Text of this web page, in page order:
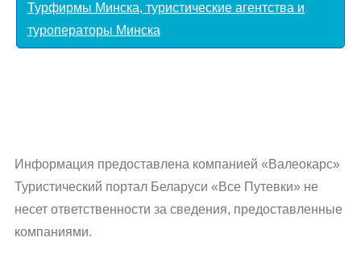
Турфирмы Минска, туристические агентства и
туроператоры Минска
Информация предоставлена компанией «Валеокарс»
Туристический портал Беларуси «Все Путевки» не
несет ответственности за сведения, предоставленные
компаниями.